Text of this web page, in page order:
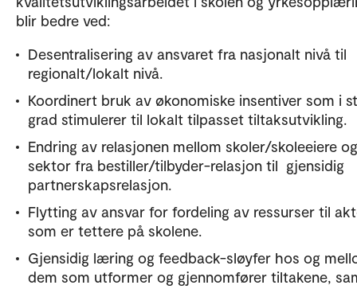
blir bedre ved:
Desentralisering av ansvaret fra nasjonalt nivå til
regionalt/lokalt nivå.
Koordinert bruk av økonomiske insentiver som i
grad stimulerer til lokalt tilpasset tiltaksutvikling.
Endring av relasjonen mellom skoler/skoleeiere
sektor fra bestiller/tilbyder-relasjon til gjensidig
partnerskapsrelasjon.
Flytting av ansvar for fordeling av ressurser til
som er tettere på skolene.
Gjensidig læring og feedback-sløyfer hos og
dem som utformer og gjennomfører tiltakene,